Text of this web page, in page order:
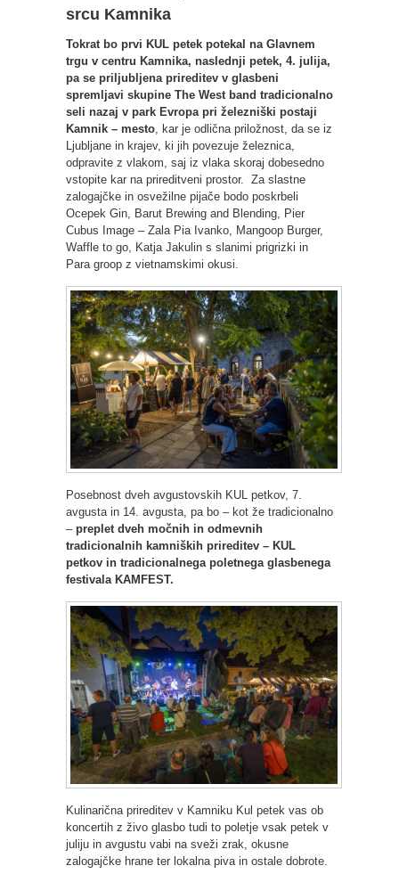
srcu Kamnika
Tokrat bo prvi KUL petek potekal na Glavnem
trgu v centru Kamnika, naslednji petek, 4. julija,
pa se priljubljena prireditev v glasbeni
spremljavi skupine The West band tradicionalno
seli nazaj v park Evropa pri železniški postaji
Kamnik – mesto , kar je odlična priložnost, da se iz
Ljubljane in krajev, ki jih povezuje železnica,
odpravite z vlakom, saj iz vlaka skoraj dobesedno
vstopite kar na prireditveni prostor. Za slastne
zalogajčke in osvežilne pijače bodo poskrbeli
Ocepek Gin, Barut Brewing and Blending, Pier
Cubus Image – Zala Pia Ivanko, Mangoop Burger,
Waffle to go, Katja Jakulin s slanimi prigrizki in
Para groop z vietnamskimi okusi.
Posebnost dveh avgustovskih KUL petkov, 7.
avgusta in 14. avgusta, pa bo – kot že tradicionalno
– preplet dveh močnih in odmevnih
tradicionalnih kamniških prireditev – KUL
petkov in tradicionalnega poletnega glasbenega
festivala KAMFEST.
Kulinarična prireditev v Kamniku Kul petek vas ob
koncertih z živo glasbo tudi to poletje vsak petek v
juliju in avgustu vabi na sveži zrak, okusne
zalogajčke hrane ter lokalna piva in ostale dobrote.